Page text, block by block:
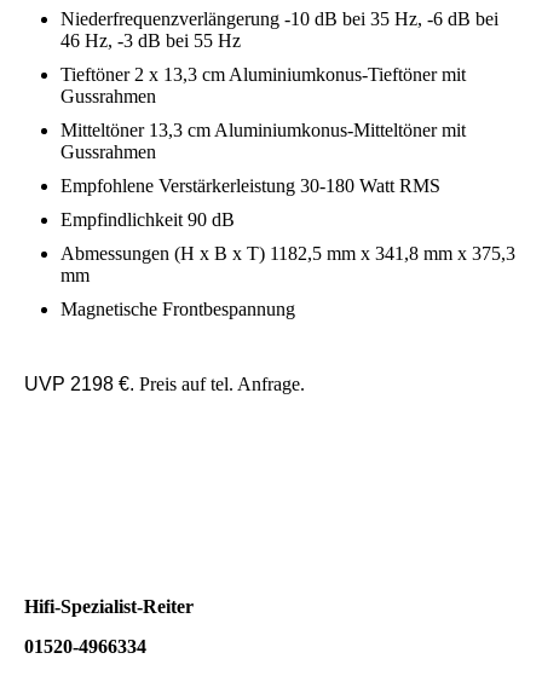
Niederfrequenzverlängerung -10 dB bei 35 Hz, -6 dB bei
46 Hz, -3 dB bei 55 Hz
Tieftöner 2 x 13,3 cm Aluminiumkonus-Tieftöner mit
Gussrahmen
Mitteltöner 13,3 cm Aluminiumkonus-Mitteltöner mit
Gussrahmen
Empfohlene Verstärkerleistung 30-180 Watt RMS
Empfindlichkeit 90 dB
Abmessungen (H x B x T) 1182,5 mm x 341,8 mm x 375,3
mm
Magnetische Frontbespannung
UVP 2198 €. Preis auf tel. Anfrage.
Hifi-Spezialist-Reiter
01520-4966334